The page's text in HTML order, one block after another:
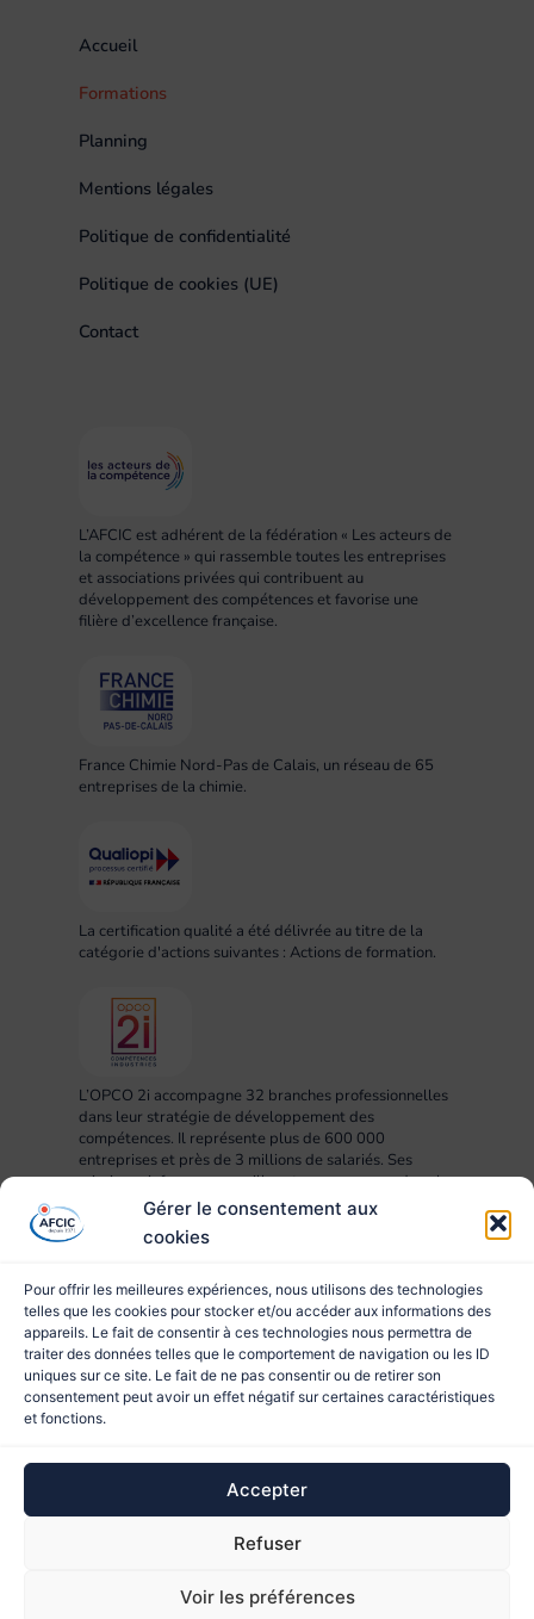
Gérer le consentement aux
cookies
Pour offrir les meilleures expériences, nous utilisons des technologies
telles que les cookies pour stocker et/ou accéder aux informations des
appareils. Le fait de consentir à ces technologies nous permettra de
traiter des données telles que le comportement de navigation ou les ID
uniques sur ce site. Le fait de ne pas consentir ou de retirer son
consentement peut avoir un effet négatif sur certaines caractéristiques
et fonctions.
Accepter
Refuser
Voir les préférences
Accueil
Formations
Planning
Mentions légales
Politique de confidentialité
Politique de cookies (UE)
Contact
L’AFCIC est adhérent de la fédération « Les acteurs de
la compétence » qui rassemble toutes les entreprises
et associations privées qui contribuent au
développement des compétences et favorise une
filière d’excellence française.
France Chimie Nord-Pas de Calais, un réseau de 65
entreprises de la chimie.
La certification qualité a été délivrée au titre de la
catégorie d'actions suivantes : Actions de formation.
L’OPCO 2i accompagne 32 branches professionnelles
dans leur stratégie de développement des
compétences. Il représente plus de 600 000
entreprises et près de 3 millions de salariés. Ses
missions : informer, conseiller et accompagner dans la
mise en œuvre des projets RH, compétences,
formation et apprentissage.
Site réalisé par
confidentialitéet lesConditions d'utilisation